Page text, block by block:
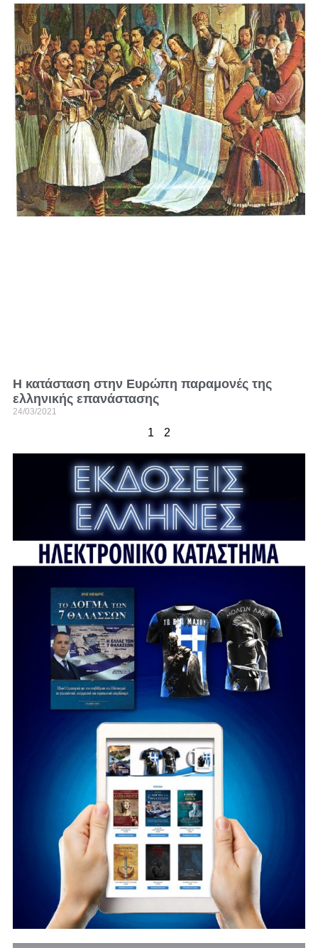
Η κατάσταση στην Ευρώπη παραμονές της
ελληνικής επανάστασης
24/03/2021
1 2